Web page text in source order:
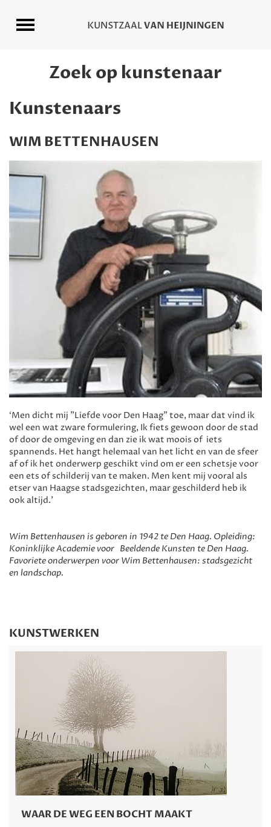
Zoek op kunstenaar
Kunstenaars
WIM BETTENHAUSEN
‘Men dicht mij "Liefde voor Den Haag" toe, maar dat vind ik
wel een wat zware formulering, Ik fiets gewoon door de stad
of door de omgeving en dan zie ik wat moois of iets
spannends. Het hangt helemaal van het licht en van de sfeer
af of ik het onderwerp geschikt vind om er een schetsje voor
een ets of schilderij van te maken. Men kent mij vooral als
etser van Haagse stadsgezichten, maar geschilderd heb ik
ook altijd.’
Wim Bettenhausen is geboren in 1942 te Den Haag. Opleiding:
Koninklijke Academie voor Beeldende Kunsten te Den Haag.
Favoriete onderwerpen voor Wim Bettenhausen: stadsgezicht
en landschap.
KUNSTWERKEN
WAAR DE WEG EEN BOCHT MAAKT